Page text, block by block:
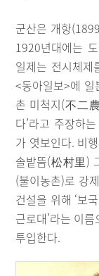
군산은 개항
1920년대에는
일제는 전시체
<동아일보>에 일
촌 미척지(不二
다’라고 주장하
가 엿보인다. 비
솔밭뜸(松村里)
(불이농촌)로 강
건설을 위해 ‘보
근로대’라는 이
투입한다.